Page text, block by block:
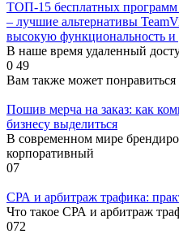
ТОП-15 бесплатных программ
– лучшие альтернативы
высокую функциональность и
В наше время удаленный
0 49
Вам также может понравиться
Пошив мерча на заказ: как
бизнесу выделиться
В современном мире
корпоративный
07
СРА и арбитраж трафика:
Что такое СРА и арбитраж
072